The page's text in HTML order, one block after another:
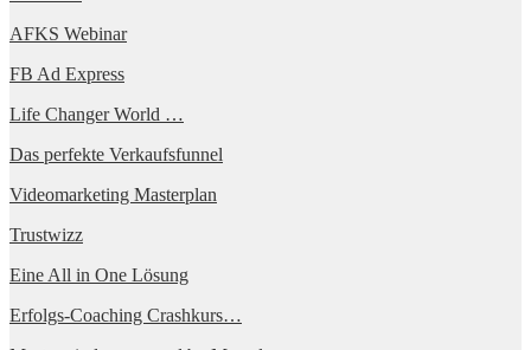
AFKS Webinar
FB Ad Express
Life Changer World …
Das perfekte Verkaufsfunnel
Videomarketing Masterplan
Trustwizz
Eine All in One Lösung
Erfolgs-Coaching Crashkurs…